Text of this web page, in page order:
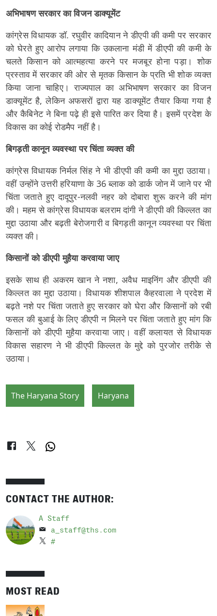
अभिभाषण सरकार का विजन डाक्यूमेंट
कांग्रेस विधायक डॉ. रघुवीर कादियान ने डीएपी की कमी पर सरकार
को घेरते हुए आरोप लगाया कि उकलाना मंडी में डीएपी की कमी के
चलते किसान को आत्महत्या करने पर मजबूर होना पड़ा। शोक
प्रस्ताव में सरकार की ओर से मृतक किसान के प्रति भी शोक व्यक्त
किया जाना चाहिए। राज्यपाल का अभिभाषण सरकार का विजन
डाक्यूमेंट है, लेकिन अफसरों द्वारा यह डाक्यूमेंट तैयार किया गया है
और कैबिनेट ने बिना पढ़े ही इसे पारित कर दिया है। इसमें प्रदेश के
विकास का कोई रोडमैप नहीं है।
बिगड़ती कानून व्यवस्था पर चिंता व्यक्त की
कांग्रेस विधायक निर्मल सिंह ने भी डीएपी की कमी का मुद्दा उठाया।
वहीं उन्होंने उत्तरी हरियाणा के 36 ब्लाक को डार्क जोन में जाने पर भी
चिंता जताते हुए दादूपुर-नलवी नहर को दोबारा शुरू करने की मांग
की। महम से कांग्रेस विधायक बलराम दांगी ने डीएपी की किल्लत का
मुद्दा उठाया और बढ़ती बेरोजगारी व बिगड़ती कानून व्यवस्था पर चिंता
व्यक्त की।
किसानों को डीएपी मुहैया करवाया जाए
इसके साथ ही अकरम खान ने नशा, अवैध माइनिंग और डीएपी की
किल्लत का मुद्दा उठाया। विधायक शीशपाल कैहरवाला ने प्रदेश में
बढ़ते नशे पर चिंता जताते हुए सरकार को घेरा और किसानों को रबी
फसल की बुआई के लिए डीएपी न मिलने पर चिंता जताते हुए मांग कि
किसानों को डीएपी मुहैया करवाया जाए। वहीं कलायत से विधायक
विकास सहारण ने भी डीएपी किल्लत के मुद्दे को पुरजोर तरीके से
उठाया।
The Haryana Story Haryana
CONTACT THE AUTHOR:
A Staff
a_staff@ths.com
#
MOST READ